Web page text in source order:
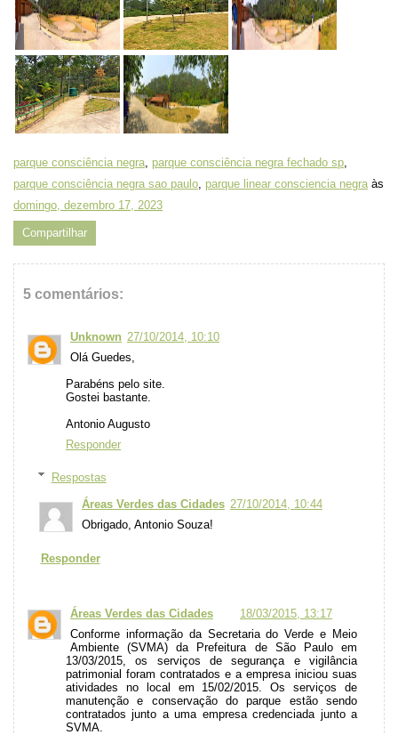
parque consciência negra, parque consciência negra fechado sp,
parque consciência negra sao paulo, parque linear consciencia negra às
domingo, dezembro 17, 2023
Compartilhar
5 comentários:
Unknown 27/10/2014, 10:10
Olá Guedes,
Parabéns pelo site.
Gostei bastante.
Antonio Augusto
Responder
Respostas
Áreas Verdes das Cidades 27/10/2014, 10:44
Obrigado, Antonio Souza!
Responder
Áreas Verdes das Cidades
18/03/2015, 13:17
Conforme informação da Secretaria do Verde e Meio
Ambiente (SVMA) da Prefeitura de São Paulo em
13/03/2015, os serviços de segurança e vigilância
patrimonial foram contratados e a empresa iniciou suas
atividades no local em 15/02/2015. Os serviços de
manutenção e conservação do parque estão sendo
contratados junto a uma empresa credenciada junto a
SVMA.